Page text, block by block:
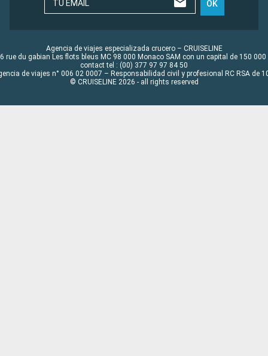
TU EMAIL OK
Agencia de viajes especializada crucero – CRUISELINE
rue du gabian Les flots bleus MC 98 000 Monaco SAM con un capital de 150 000
contact tel : (00) 377 97 97 84 50
de viajes n° 006 02 0007 – Responsabilidad civil y profesional RC RSA de
© CRUISELINE 2026 - all rights reserved